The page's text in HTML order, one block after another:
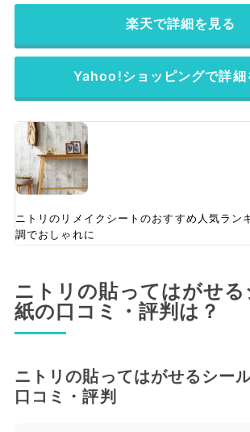
楽天で詳細を見る
Yahoo!ショッピングで詳細
ニトリのリメイクシートのおすすめ人気ラ
調でおしゃれに
ニトリの貼ってはがせ
紙の口コミ・評判は？
ニトリの貼ってはがせるシー
口コミ・評判